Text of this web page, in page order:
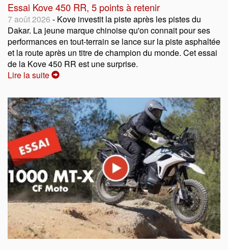
Essai Kove 450 RR, 5 points à retenir
7 août 2026 - Kove investit la piste après les pistes du
Dakar. La jeune marque chinoise qu'on connait pour ses
performances en tout-terrain se lance sur la piste asphaltée
et la route après un titre de champion du monde. Cet essai
de la Kove 450 RR est une surprise.
Lire la suite